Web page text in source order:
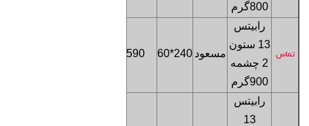
800گرم
تماس
رابیتس
13 ستون
2 چشمه
900گرم
مسعود 240*60
590
رابیتس
13